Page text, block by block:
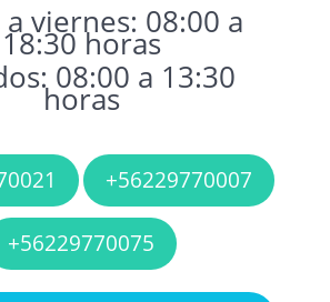
a viernes: 08:00 a
18:30 horas
08:00 a 13:30
horas
+56229770007
+56229770075